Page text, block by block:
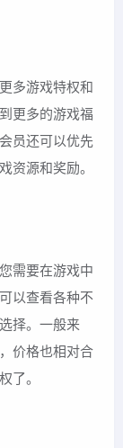
多游戏特权和
更多的游戏福
员还可以优先
资源和奖励。
需要在游戏中
以查看各种不
择。一般来
价格也相对合
了。